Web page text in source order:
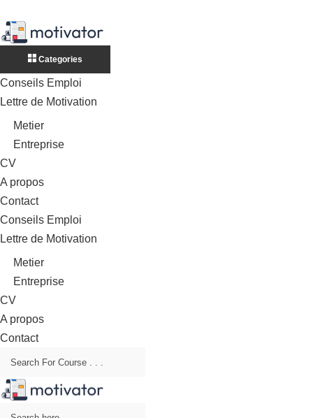
Categories
Conseils Emploi
Lettre de Motivation
Metier
Entreprise
CV
A propos
Contact
Conseils Emploi
Lettre de Motivation
Metier
Entreprise
CV
A propos
Contact